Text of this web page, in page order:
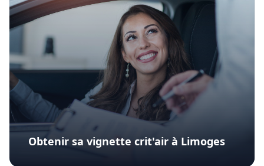
Obtenir sa vignette crit'air à Limoges